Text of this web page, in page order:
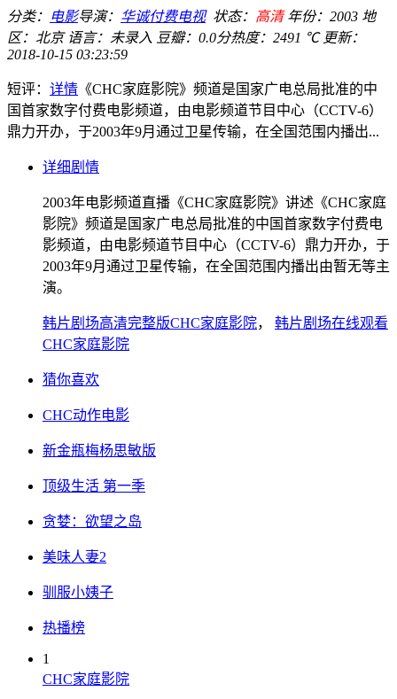
分类： 电影导演： 华诚付费电视 状态： 高清 年份： 2003 地
区： 北京 语言： 未录入 豆瓣：0.0分热度：2491 ℃ 更新：
2018-10-15 03:23:59
短评： 详情 《CHC家庭影院》频道是国家广电总局批准的中
国首家数字付费电影频道，由电影频道节目中心（CCTV-6）
鼎力开办，于2003年9月通过卫星传输，在全国范围内播出...
详细剧情
2003年电影频道直播《CHC家庭影院》讲述《CHC家庭
影院》频道是国家广电总局批准的中国首家数字付费电
影频道，由电影频道节目中心（CCTV-6）鼎力开办，于
2003年9月通过卫星传输，在全国范围内播出由暂无等主
演。
韩片剧场高清完整版CHC家庭影院，
韩片剧场在线观看
CHC家庭影院
猜你喜欢
CHC动作电影
新金瓶梅杨思敏版
顶级生活 第一季
贪婪：欲望之岛
美味人妻2
驯服小姨子
热播榜
1
CHC家庭影院